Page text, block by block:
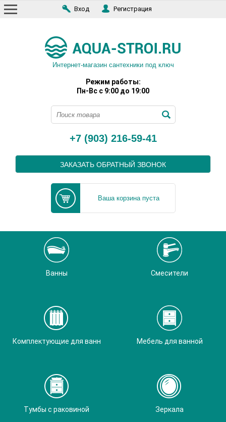
Вход Регистрация
Интернет-магазин сантехники под ключ
Режим работы:
Пн-Вс с 9:00 до 19:00
+7 (903) 216-59-41
ЗАКАЗАТЬ ОБРАТНЫЙ ЗВОНОК
Ваша корзина пуста
Ванны Смесители
Комплектующие для ванн Мебель для ванной
Тумбы с раковиной Зеркала